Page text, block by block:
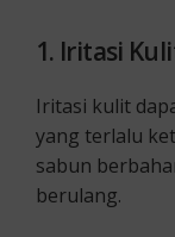
1. Iritasi
Iritasi kulit
yang terlalu
sabun
berulang.